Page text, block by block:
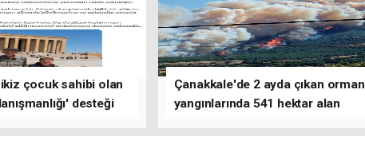
ikiz çocuk sahibi olan
desteği
Çanakkale'de 2 ayda çıkan orman
yangınlarında 541 hektar alan